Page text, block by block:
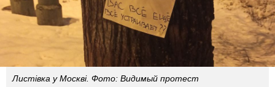
Листівка у Москві. Фото: Видимый протест